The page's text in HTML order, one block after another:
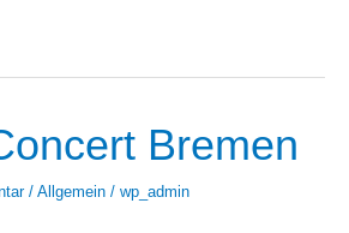
Bremen
/ Allgemein / wp_admin